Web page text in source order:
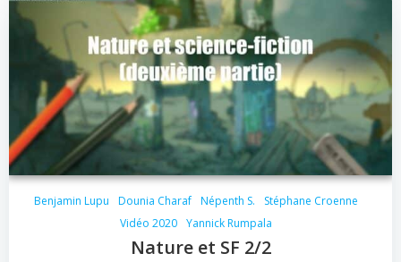
Benjamin Lupu Dounia Charaf Népenth S.
Stéphane Croenne
Vidéo 2020 Yannick Rumpala
Nature et SF 2/2